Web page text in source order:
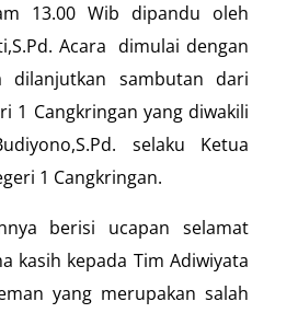
13.00 Wib dipandu oleh
Acara dimulai dengan
dilanjutkan sambutan dari
1 Cangkringan yang diwakili
selaku Ketua
1 Cangkringan.
berisi ucapan selamat
kasih kepada Tim Adiwiyata
yang merupakan salah